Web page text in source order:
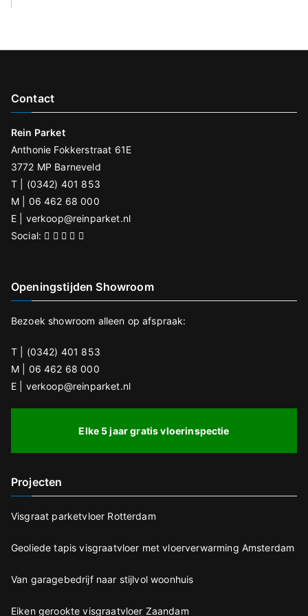
it
e
l
l
e
e
e
t
e
n
.
Contact
Rein Parket
Anthonie Fokkerstraat 61E
3772 MP Barneveld
T | (0342) 401 853
M | 06 462 68 000
E | verkoop@reinparket.nl
Social:
Openingstijden Showroom
Bezoek showroom alleen op afspraak:
T | (0342) 401 853
M | 06 462 68 000
E | verkoop@reinparket.nl
Elke 5 jaar gratis vloerinspectie
Projecten
Visgraat parketvloer Rotterdam
Geoliede tapis visgraatvloer met vloerverwarming Amsterdam
Van garagebedrijf naar stijlvol woonhuis
Eiken gerookte visgraatvloer Zaandam